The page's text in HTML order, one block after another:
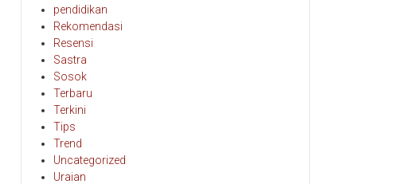
pendidikan
Rekomendasi
Resensi
Sastra
Sosok
Terbaru
Terkini
Tips
Trend
Uncategorized
Uraian